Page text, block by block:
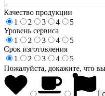
Качество продукции
1
2 3 4
5
Уровень сервиса
1
2 3 4
5
Срок изготовления
1
2 3 4
5
Пожалуйста, докажите, что